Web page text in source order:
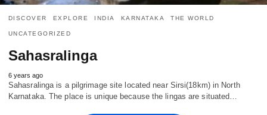
DISCOVER EXPLORE INDIA KARNATAKA THE WORLD
UNCATEGORIZED
Sahasralinga
6 years ago
Sahasralinga is a pilgrimage site located near Sirsi(18km) in North
Karnataka. The place is unique because the lingas are situated…